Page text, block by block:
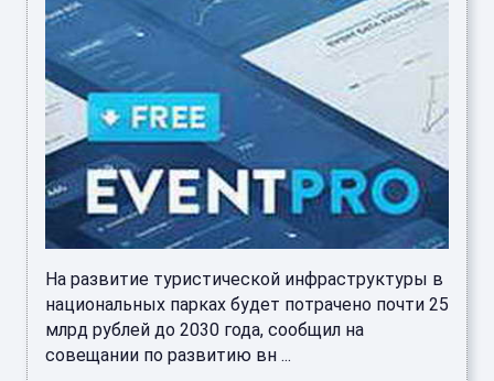
На развитие туристической инфраструктуры в
национальных парках будет потрачено почти 25
млрд рублей до 2030 года, сообщил на
совещании по развитию вн ...